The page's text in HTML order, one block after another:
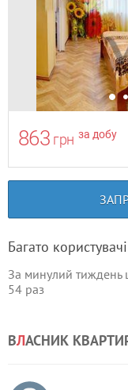
863 грн за добу
Багато
За минулий тиждень
54 раз
ВЛАСНИК